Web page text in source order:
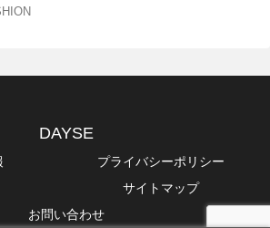
DAYSE
プライバシーポリシー
サイトマップ
お問い合わせ